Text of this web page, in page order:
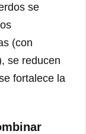
se
(con
se reducen
fortalece la